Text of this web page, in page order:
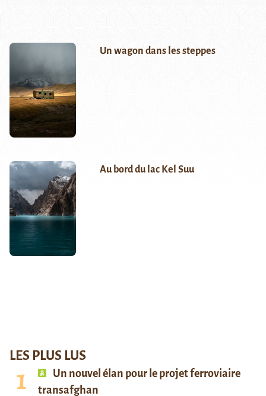
Un wagon dans les steppes
Au bord du lac Kel Suu
LES PLUS LUS
Un nouvel élan pour le projet ferroviaire
transafghan